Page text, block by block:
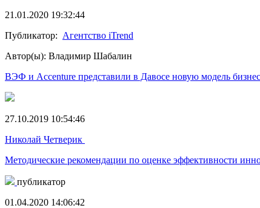
21.01.2020 19:32:44
Публикатор: Агентство iTrend
Автор(ы): Владимир Шабалин
ВЭФ и Accenture представили в Давосе новую модель
27.10.2019 10:54:46
Николай Четверик
Методические рекомендации по оценке эффективности
публикатор
01.04.2020 14:06:42